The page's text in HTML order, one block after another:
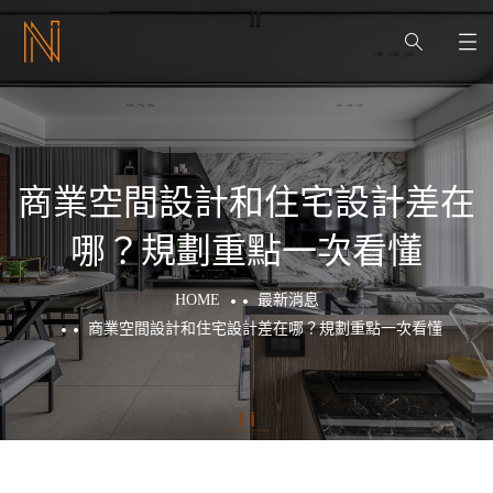
商業空間設計和住宅設計差在
哪？規劃重點一次看懂
HOME
最新消息
商業空間設計和住宅設計差在哪？規劃重點一次看懂